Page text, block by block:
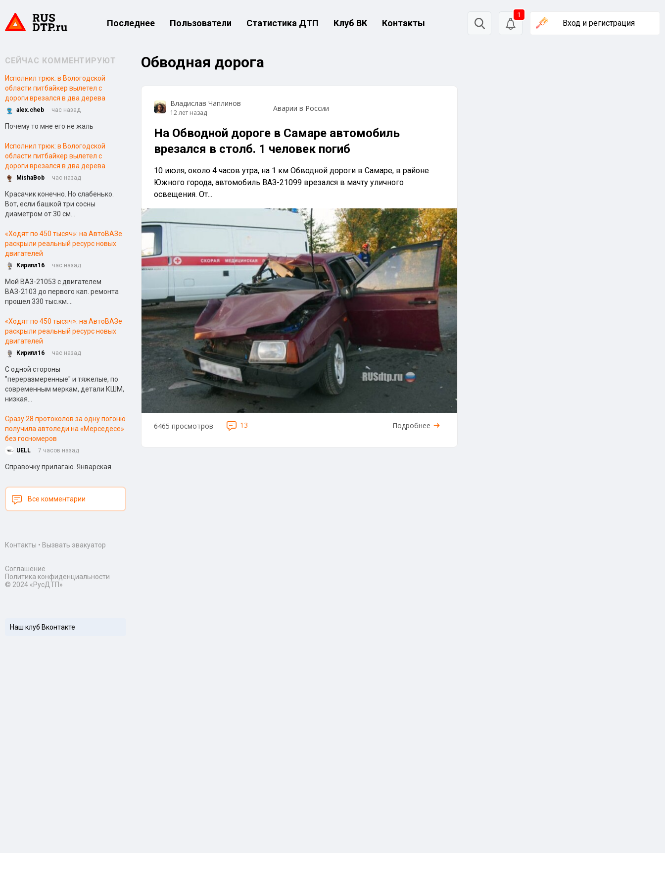
Последнее Пользователи Статистика ДТП Клуб ВК Контакты
1
Вход и регистрация
СЕЙЧАС КОММЕНТИРУЮТ
Исполнил трюк: в Вологодской
области питбайкер вылетел с
дороги врезался в два дерева
alex.cheb час назад
Почему то мне его не жаль
Исполнил трюк: в Вологодской
области питбайкер вылетел с
дороги врезался в два дерева
MishaBob час назад
Красачик конечно. Но слабенько.
Вот, если башкой три сосны
диаметром от 30 см...
«Ходят по 450 тысяч»: на АвтоВАЗе
раскрыли реальный ресурс новых
двигателей
Кирилл16 час назад
Мой ВАЗ-21053 с двигателем
ВАЗ-2103 до первого кап. ремонта
прошел 330 тыс.км....
«Ходят по 450 тысяч»: на АвтоВАЗе
раскрыли реальный ресурс новых
двигателей
Кирилл16 час назад
С одной стороны
"переразмеренные" и тяжелые, по
современным меркам, детали КШМ,
низкая...
Сразу 28 протоколов за одну погоню
получила автоледи на «Мерседесе»
без госномеров
UELL 7 часов назад
Справочку прилагаю. Январская.
Все комментарии
Контакты • Вызвать эвакуатор
Соглашение
Политика конфиденциальности
© 2024 «РусДТП»
Наш клуб Вконтакте
Обводная дорога
Владислав Чаплинов
12 лет назад Аварии в России
На Обводной дороге в Самаре автомобиль
врезался в столб. 1 человек погиб
10 июля, около 4 часов утра, на 1 км Обводной дороги в Самаре, в районе
Южного города, автомобиль ВАЗ-21099 врезался в мачту уличного
освещения. От...
6465 просмотров 13 Подробнее